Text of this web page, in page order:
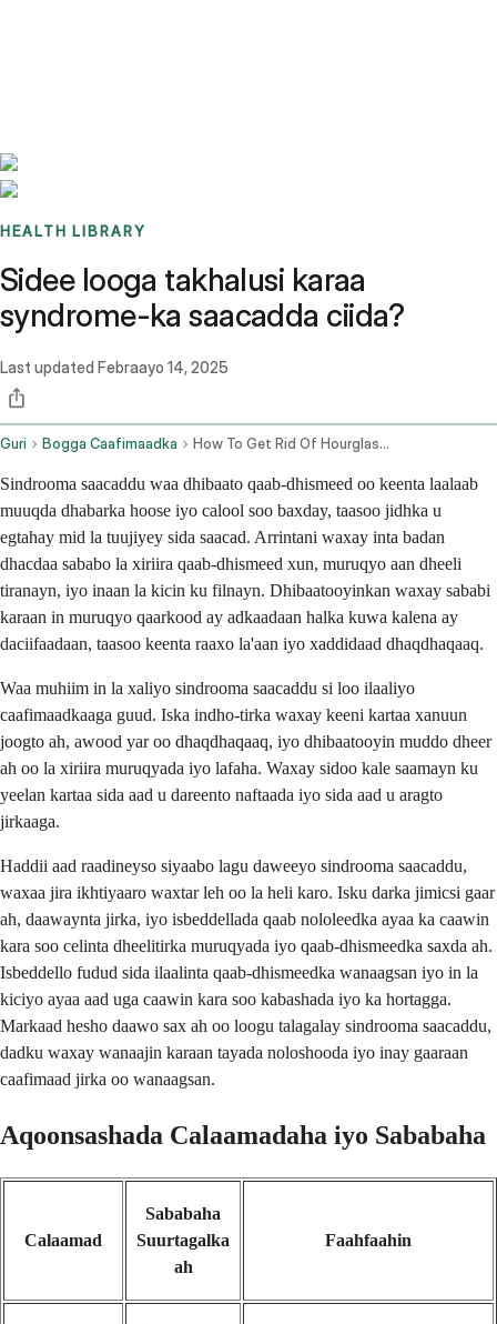
HEALTH LIBRARY
Sidee looga takhalusi karaa
syndrome-ka saacadda ciida?
Last updated Febraayo 14, 2025
Guri Bogga Caafimaadka How To Get Rid Of Hourglass Syndrome
Sindrooma saacaddu waa dhibaato qaab-dhismeed oo keenta laalaab
muuqda dhabarka hoose iyo calool soo baxday, taasoo jidhka u
egtahay mid la tuujiyey sida saacad. Arrintani waxay inta badan
dhacdaa sababo la xiriira qaab-dhismeed xun, muruqyo aan dheeli
tiranayn, iyo inaan la kicin ku filnayn. Dhibaatooyinkan waxay sababi
karaan in muruqyo qaarkood ay adkaadaan halka kuwa kalena ay
daciifaadaan, taasoo keenta raaxo la'aan iyo xaddidaad dhaqdhaqaaq.
Waa muhiim in la xaliyo sindrooma saacaddu si loo ilaaliyo
caafimaadkaaga guud. Iska indho-tirka waxay keeni kartaa xanuun
joogto ah, awood yar oo dhaqdhaqaaq, iyo dhibaatooyin muddo dheer
ah oo la xiriira muruqyada iyo lafaha. Waxay sidoo kale saamayn ku
yeelan kartaa sida aad u dareento naftaada iyo sida aad u aragto
jirkaaga.
Haddii aad raadineyso siyaabo lagu daweeyo sindrooma saacaddu,
waxaa jira ikhtiyaaro waxtar leh oo la heli karo. Isku darka jimicsi gaar
ah, daawaynta jirka, iyo isbeddellada qaab nololeedka ayaa ka caawin
kara soo celinta dheelitirka muruqyada iyo qaab-dhismeedka saxda ah.
Isbeddello fudud sida ilaalinta qaab-dhismeedka wanaagsan iyo in la
kiciyo ayaa aad uga caawin kara soo kabashada iyo ka hortagga.
Markaad hesho daawo sax ah oo loogu talagalay sindrooma saacaddu,
dadku waxay wanaajin karaan tayada noloshooda iyo inay gaaraan
caafimaad jirka oo wanaagsan.
Aqoonsashada Calaamadaha iyo Sababaha
Calaamad
Sababaha
Suurtagalka
ah
Faahfaahin